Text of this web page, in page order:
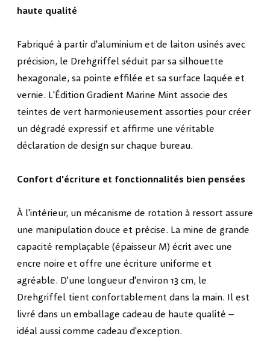
haute qualité
Fabriqué à partir d'aluminium et de laiton usinés avec
précision, le Drehgriffel séduit par sa silhouette
hexagonale, sa pointe effilée et sa surface laquée et
vernie. L'Édition Gradient Marine Mint associe des
teintes de vert harmonieusement assorties pour créer
un dégradé expressif et affirme une véritable
déclaration de design sur chaque bureau.
Confort d'écriture et fonctionnalités bien pensées
À l'intérieur, un mécanisme de rotation à ressort assure
une manipulation douce et précise. La mine de grande
capacité remplaçable (épaisseur M) écrit avec une
encre noire et offre une écriture uniforme et
agréable. D'une longueur d'environ 13 cm, le
Drehgriffel tient confortablement dans la main. Il est
livré dans un emballage cadeau de haute qualité –
idéal aussi comme cadeau d'exception.